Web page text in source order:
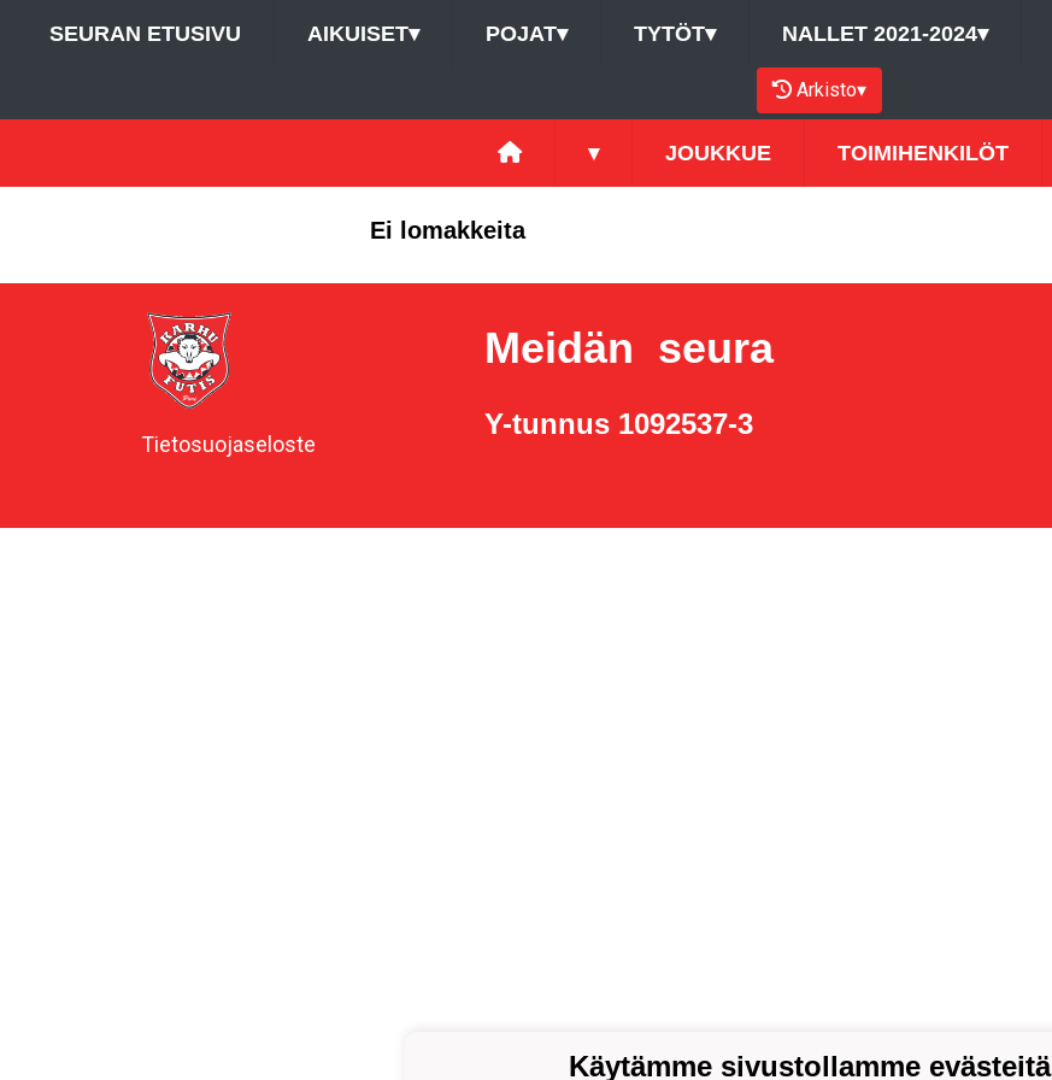
SEURAN ETUSIVU AIKUISET▾ POJAT▾ TYTÖT▾ NALLET 2021-2024▾
Arkisto▾
▾ JOUKKUE TOIMIHENKILÖT
Ei lomakkeita
Tietosuojaseloste
Meidän seura
Y-tunnus 1092537-3
Käytämme sivustollamme evästeitä